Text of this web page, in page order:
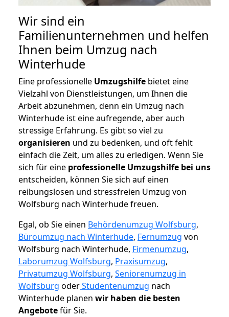
Wir sind ein
Familienunternehmen und helfen
Ihnen beim Umzug nach
Winterhude
Eine professionelle Umzugshilfe bietet eine
Vielzahl von Dienstleistungen, um Ihnen die
Arbeit abzunehmen, denn ein Umzug nach
Winterhude ist eine aufregende, aber auch
stressige Erfahrung. Es gibt so viel zu
organisieren und zu bedenken, und oft fehlt
einfach die Zeit, um alles zu erledigen. Wenn Sie
sich für eine professionelle Umzugshilfe bei uns
entscheiden, können Sie sich auf einen
reibungslosen und stressfreien Umzug von
Wolfsburg nach Winterhude freuen.
Egal, ob Sie einen Behördenumzug Wolfsburg,
Büroumzug nach Winterhude, Fernumzug von
Wolfsburg nach Winterhude, Firmenumzug,
Laborumzug Wolfsburg, Praxisumzug,
Privatumzug Wolfsburg, Seniorenumzug in
Wolfsburg oderStudentenumzug nach
Winterhude planen wir haben die besten
Angebotefür Sie.